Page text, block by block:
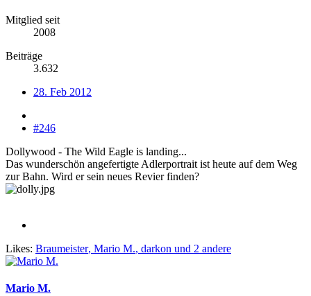
Mitglied seit
2008
Beiträge
3.632
28. Feb 2012
#246
Dollywood - The Wild Eagle is landing...
Das wunderschön angefertigte Adlerportrait ist heute auf dem Weg
zur Bahn. Wird er sein neues Revier finden?
Likes: Braumeister, Mario M., darkon und 2 andere
Mario M.